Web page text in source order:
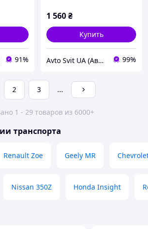
91%
1 560₴
Купить
Avto Svit UA (Авто Світ ЮА) - Ваш Світ Автозапчастин 99%
2 3 ...
1 - 29 товаров из 6000+
транспорта
Renault Zoe Geely MR
Nissan 350Z Honda Insight